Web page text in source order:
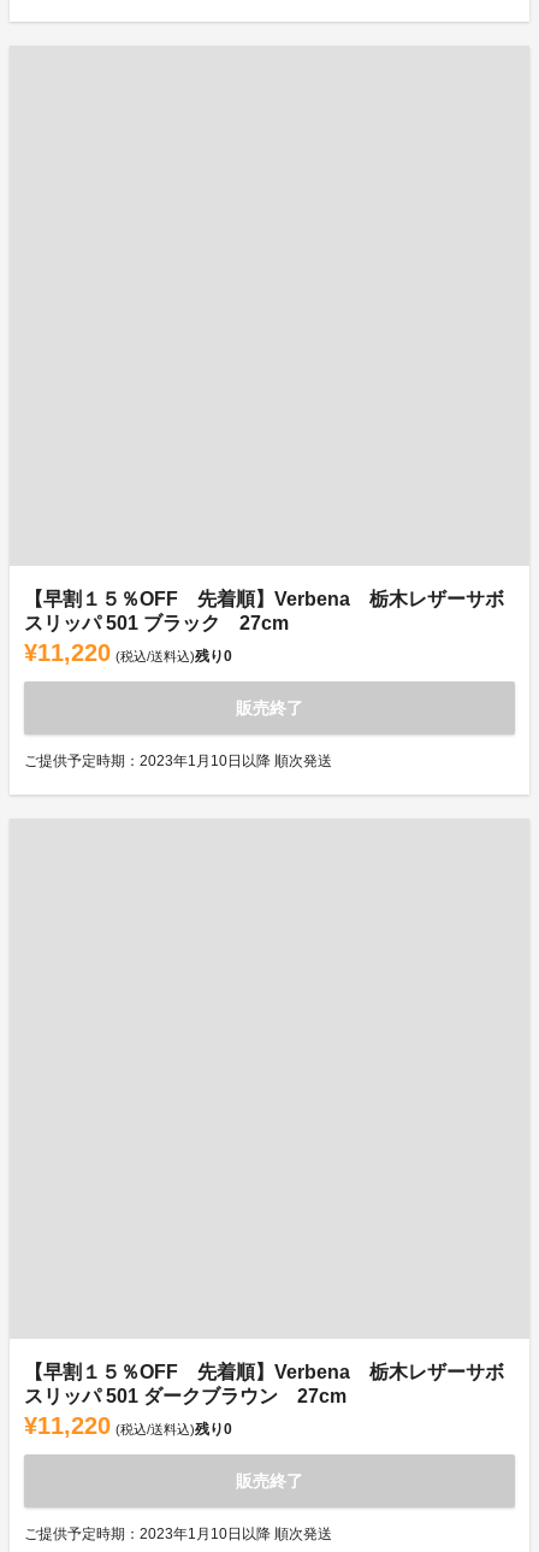
【早割１５％OFF 先着順】Verbena 栃木レザーサボ
スリッパ 501 ブラック 27cm
¥11,220 (税込/送料込)残り0
販売終了
ご提供予定時期：2023年1月10日以降 順次発送
【早割１５％OFF 先着順】Verbena 栃木レザーサボ
スリッパ 501 ダークブラウン 27cm
¥11,220 (税込/送料込)残り0
販売終了
ご提供予定時期：2023年1月10日以降 順次発送